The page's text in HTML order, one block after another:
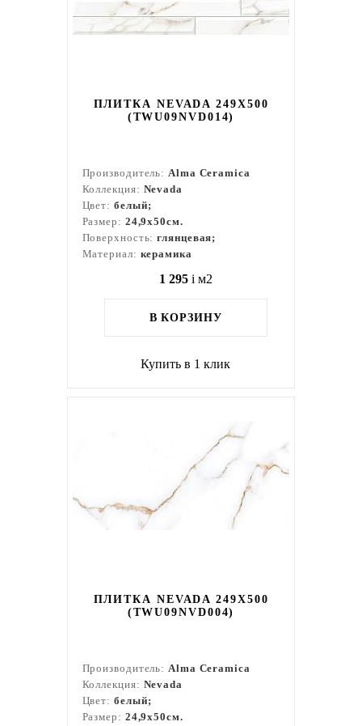
ПЛИТКА NEVADA 249X500
(TWU09NVD014)
Производитель:Alma Ceramica
Коллекция: Nevada
Цвет: белый;
Размер: 24,9x50см.
Поверхность:глянцевая;
Материал: керамика
1 295 i м2
В КОРЗИНУ
Купить в 1 клик
ПЛИТКА NEVADA 249X500
(TWU09NVD004)
Производитель:Alma Ceramica
Коллекция: Nevada
Цвет: белый;
Размер: 24,9x50см.